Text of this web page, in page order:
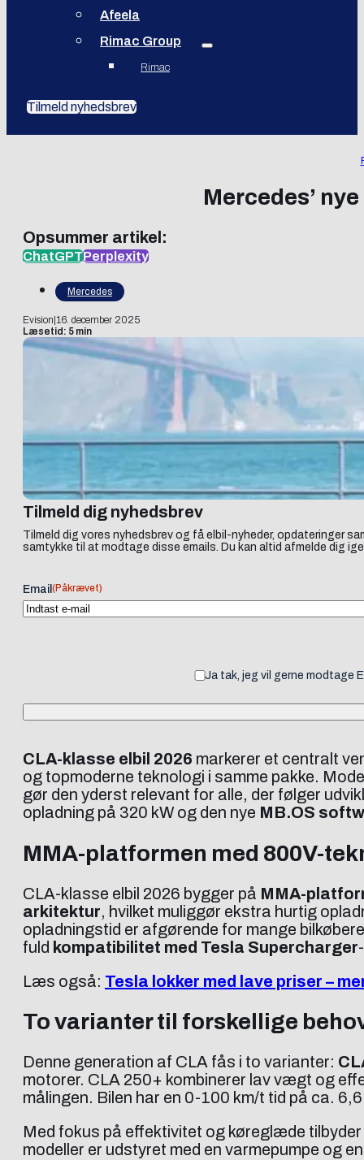
Afeela
Rimac Group
Rimac
Tilmeld nyhedsbrev
Mercedes’
Opsummer artikel:
ChatGPTPerplexity
Mercedes
Evision 16. december 2025
Læsetid: 5 min
Tilmeld dig nyhedsbrev
Tilmeld dig vores nyhedsbrev og få elbil-nyheder, opdateringer
samtykke til at modtage disse emails. Du kan altid afmelde dig
Email (Påkrævet)
Ja tak, jeg vil gerne modtage
CLA-klasse elbil 2026 markerer et centralt
og topmoderne teknologi i samme pakke.
gør den yderst relevant for alle, der følger
opladning på 320 kW og den nye MB.OS
MMA-platformen med 800V-
CLA-klasse elbil 2026 bygger på MMA-
arkitektur, hvilket muliggør ekstra hurtig
opladningstid er afgørende for mange
fuld kompatibilitet med Tesla Supercharger
Læs også: Tesla lokker med lave priser –
To varianter til forskellige
Denne generation af CLA fås i to varianter:
motorer. CLA 250+ kombinerer lav vægt og
målingen. Bilen har en 0-100 km/t tid på ca.
Med fokus på effektivitet og køreglæde
modeller er udstyret med en varme­­pumpe og